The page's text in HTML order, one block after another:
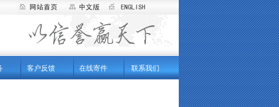
客户反馈 在线寄件 联系我们